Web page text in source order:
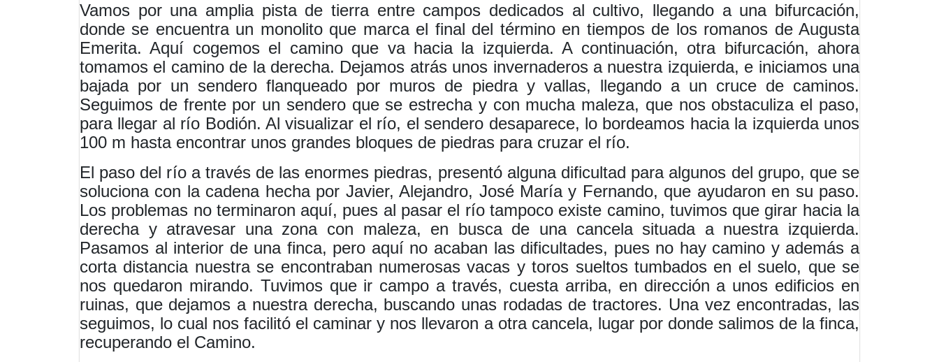
Vamos por una amplia pista de tierra entre campos dedicados al cultivo, llegando a una bifurcación,
donde se encuentra un monolito que marca el final del término en tiempos de los romanos de Augusta
Emerita. Aquí cogemos el camino que va hacia la izquierda. A continuación, otra bifurcación, ahora
tomamos el camino de la derecha. Dejamos atrás unos invernaderos a nuestra izquierda, e iniciamos una
bajada por un sendero flanqueado por muros de piedra y vallas, llegando a un cruce de caminos.
Seguimos de frente por un sendero que se estrecha y con mucha maleza, que nos obstaculiza el paso,
para llegar al río Bodión. Al visualizar el río, el sendero desaparece, lo bordeamos hacia la izquierda unos
100 m hasta encontrar unos grandes bloques de piedras para cruzar el río.
El paso del río a través de las enormes piedras, presentó alguna dificultad para algunos del grupo, que se
soluciona con la cadena hecha por Javier, Alejandro, José María y Fernando, que ayudaron en su paso.
Los problemas no terminaron aquí, pues al pasar el río tampoco existe camino, tuvimos que girar hacia la
derecha y atravesar una zona con maleza, en busca de una cancela situada a nuestra izquierda.
Pasamos al interior de una finca, pero aquí no acaban las dificultades, pues no hay camino y además a
corta distancia nuestra se encontraban numerosas vacas y toros sueltos tumbados en el suelo, que se
nos quedaron mirando. Tuvimos que ir campo a través, cuesta arriba, en dirección a unos edificios en
ruinas, que dejamos a nuestra derecha, buscando unas rodadas de tractores. Una vez encontradas, las
seguimos, lo cual nos facilitó el caminar y nos llevaron a otra cancela, lugar por donde salimos de la finca,
recuperando el Camino.